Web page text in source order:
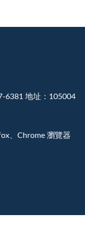
6381 地址：105004
、Chrome 瀏覽器